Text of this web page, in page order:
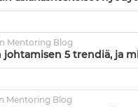
Mentoring Blog
Mentoring Blog